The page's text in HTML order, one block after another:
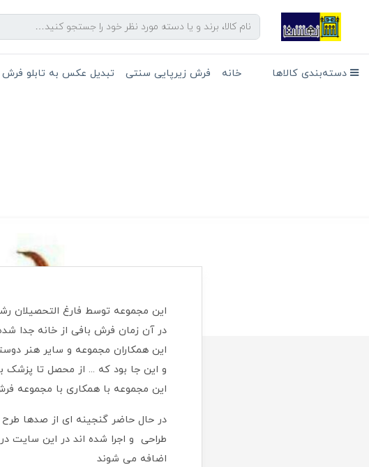
دسته‌بندی کالاها خانه فرش زیرپایی سنتی تبدیل عکس به تابلو فرش
این مجموعه توسط فارغ التحصیلان رشته کارشناسی فرش در
در آن زمان فرش بافی از خانه جدا
این همکاران مجموعه و سایر هنر
و این جا بود که ... از محصل تا پزشک
این مجموعه با همکاری با مجموعه
در حال حاضر گنجینه ای از صدها
طراحی و اجرا شده اند در این سایت
اضافه می شوند